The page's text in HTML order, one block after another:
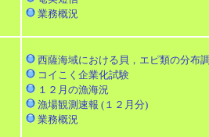
業務概況
西薩海域における貝，エピ類の分布
コイこく企業化試験
１２月の漁海況
漁場観測速報 (１２月分)
業務概況